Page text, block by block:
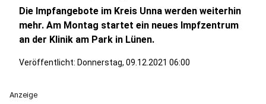
Die Impfangebote im Kreis Unna werden weiterhin
mehr. Am Montag startet ein neues Impfzentrum
an der Klinik am Park in Lünen.
Veröffentlicht: Donnerstag, 09.12.2021 06:00
Anzeige